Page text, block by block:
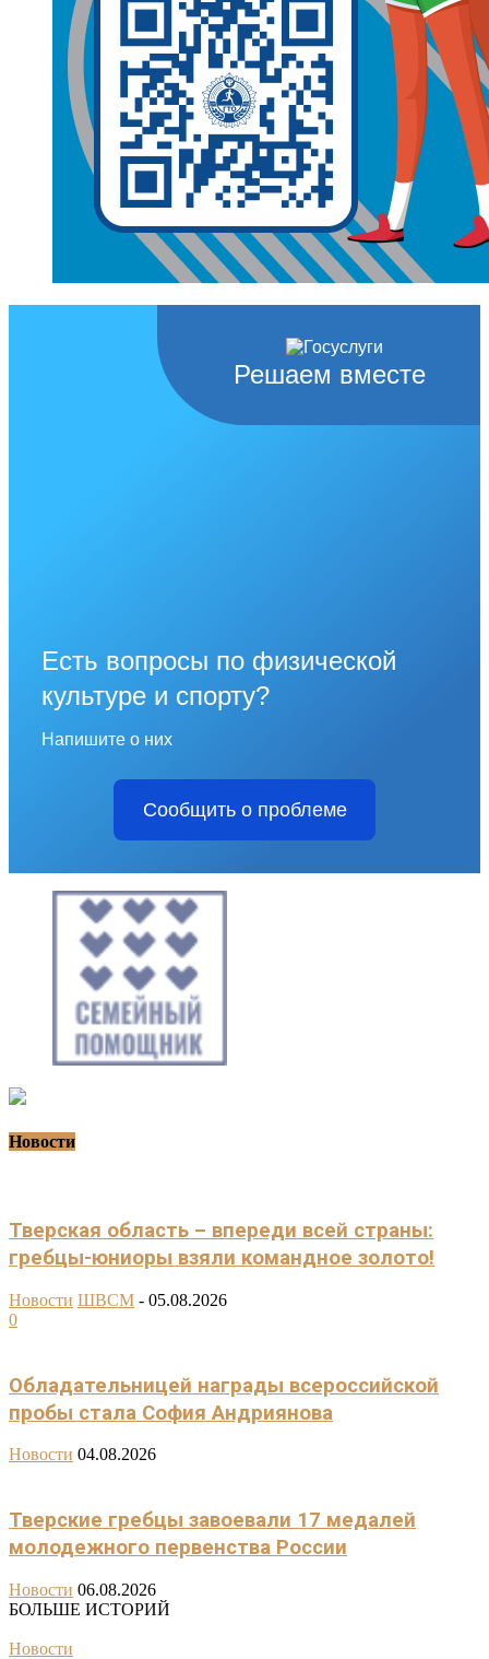
Решаем вместе
Есть вопросы по физической
культуре и спорту?
Напишите о них
Сообщить о проблеме
Новости
Тверская область – впереди всей страны:
гребцы-юниоры взяли командное золото!
Новости ШВСМ - 05.08.2026
0
Обладательницей награды всероссийской
пробы стала София Андриянова
Новости 04.08.2026
Тверские гребцы завоевали 17 медалей
молодежного первенства России
Новости 06.08.2026
БОЛЬШЕ ИСТОРИЙ
Новости